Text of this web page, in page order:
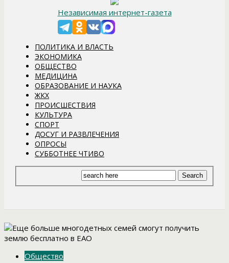
Независимая интернет-газета
ПОЛИТИКА И ВЛАСТЬ
ЭКОНОМИКА
ОБЩЕСТВО
МЕДИЦИНА
ОБРАЗОВАНИЕ И НАУКА
ЖКХ
ПРОИСШЕСТВИЯ
КУЛЬТУРА
СПОРТ
ДОСУГ И РАЗВЛЕЧЕНИЯ
ОПРОСЫ
СУББОТНЕЕ ЧТИВО
Общество